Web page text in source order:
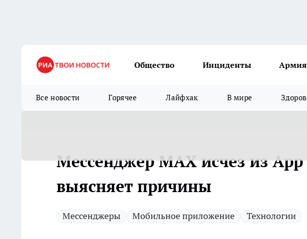
Общество Инциденты Армия
Все новости Горячее Лайфхак В мире
Мессенджер MAX исчез из
выясняет причины
Мессенджеры Мобильное приложение Технологии